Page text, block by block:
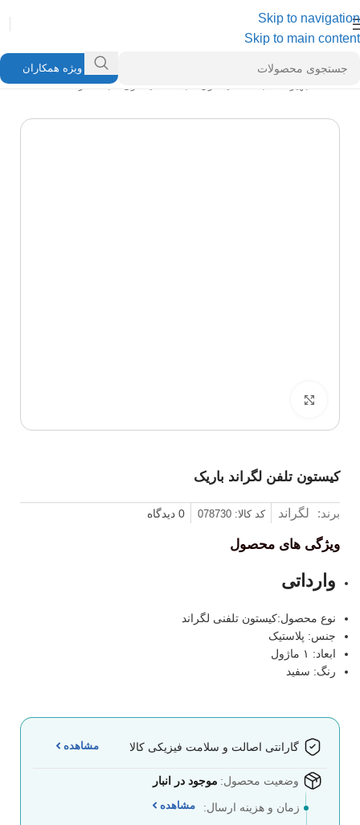
Skip to navigation
Skip to main content
ویژه همکاران
کیستون شبکه لگراند
کیستون تلفن لگراند باریک
برند: لگراند کد کالا: 078730 0 دیدگاه
ویژگی های محصول
وارداتی
نوع محصول:کیستون تلفنی لگراند
جنس: پلاستیک
ابعاد: ۱ ماژول
رنگ: سفید
گارانتی اصالت و سلامت فیزیکی کالا مشاهده
وضعیت محصول: موجود در انبار
زمان و هزینه ارسال: مشاهده